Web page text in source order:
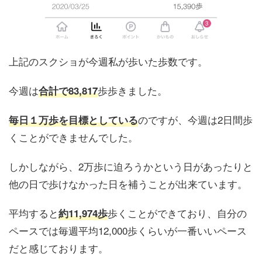
上記のスクショが今週私が歩いた歩数です。
今週は合計で83,817歩歩きました。
毎日１万歩を目標としているのですが、今週は2日間歩
くことができませんでした。
しかしながら、2万歩に迫ろうかという日があったりと
他の日で歩けなかった日を補うことが出来ています。
平均すると約11,974歩歩くことができており、自分の
ペースでは毎週平均12,000歩くらいが一番いいペース
だと感じております。